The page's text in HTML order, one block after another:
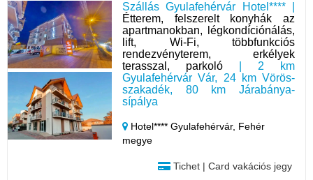
Szállás Gyulafehérvár Hotel**** |
Étterem, felszerelt konyhák az
apartmanokban, légkondíciónálás,
lift, Wi-Fi, többfunkciós
rendezvényterem, erkélyek
terasszal, parkoló | 2 km
Gyulafehérvár Vár, 24 km Vörös-
szakadék, 80 km Járabánya-
sípálya
Hotel**** Gyulafehérvár, Fehér
megye
Tichet | Card vakációs jegy